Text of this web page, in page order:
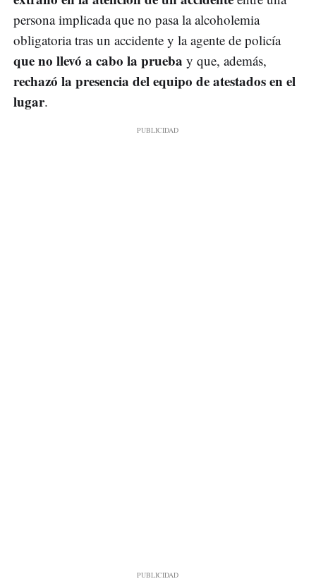
persona implicada que no pasa la alcoholemia
obligatoria tras un accidente y la agente de policía
que no llevó a cabo la prueba y que, además,
rechazó la presencia del equipo de atestados en el
lugar.